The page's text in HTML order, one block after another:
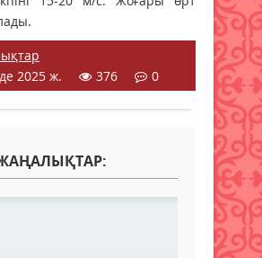
2025 ж.
376 0